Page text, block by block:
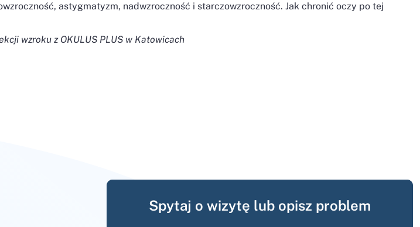
astygmatyzm, nadwzroczność i starczowzroczność. Jak chronić oczy po tej
wzroku z OKULUS PLUS w Katowicach
Spytaj o wizytę lub opisz problem